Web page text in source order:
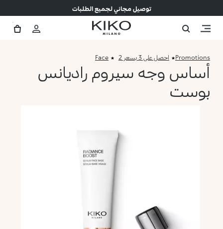
توصيل مجاني لجميع الطلبات
Promotions احصل على 3 بسعر 2 Face
أساس وجه سيروم راديانس
بوست